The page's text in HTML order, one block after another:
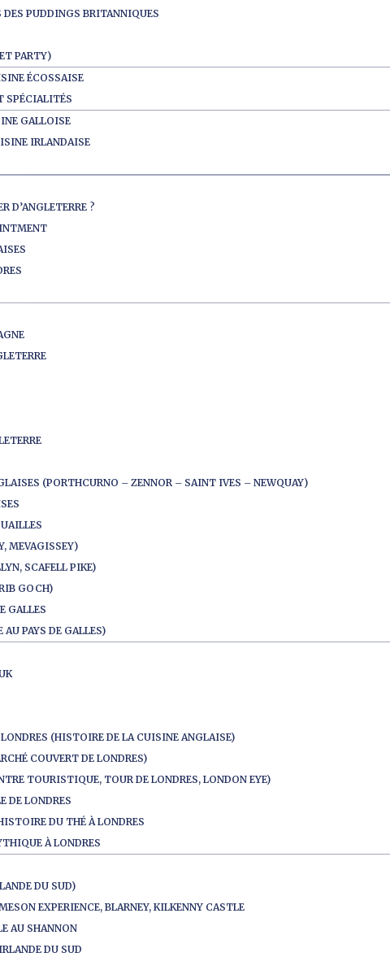
PUDDINGS BRITANNIQUES
PARTY)
ÉCOSSAISE
SPÉCIALITÉS
GALLOISE
IRLANDAISE
D’ANGLETERRE ?
(PORTHCURNO – ZENNOR – SAINT IVES – NEWQUAY)
MEVAGISSEY)
SCAFELL PIKE)
GOCH)
GALLES
PAYS DE GALLES)
(HISTOIRE DE LA CUISINE ANGLAISE)
COUVERT DE LONDRES)
TOURISTIQUE, TOUR DE LONDRES, LONDON EYE)
DE LONDRES
DU THÉ À LONDRES
À LONDRES
DU SUD)
EXPERIENCE, BLARNEY, KILKENNY CASTLE
AU SHANNON
DU SUD